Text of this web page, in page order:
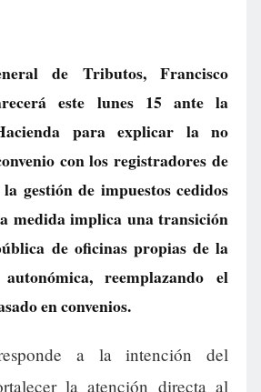
de Tributos, Francisco
este lunes 15 ante la
para explicar la no
con los registradores de
gestión de impuestos cedidos
medida implica una transición
de oficinas propias de la
reemplazando el
en convenios.
a la intención del
la atención directa al